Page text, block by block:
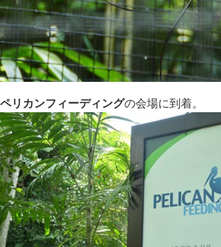
ペリカンフィーディングの会場に到着。